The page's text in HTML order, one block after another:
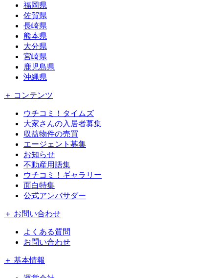
福岡県
佐賀県
長崎県
熊本県
大分県
宮崎県
鹿児島県
沖縄県
＋ コンテンツ
ウチコミ！タイムズ
大家さんの入居者募集
収益物件の売買
エージェント募集
お知らせ
不動産用語集
ウチコミ！ギャラリー
面白特集
公式アンバサダー
＋ お問い合わせ
よくある質問
お問い合わせ
＋ 基本情報